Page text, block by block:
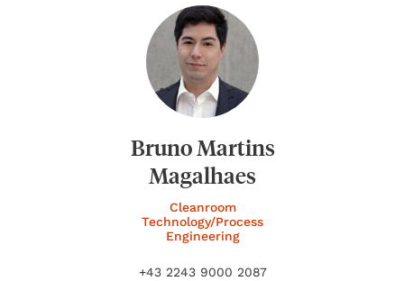
Bruno Martins
Magalhaes
Cleanroom
Technology/Process
Engineering
+43 2243 9000 2087